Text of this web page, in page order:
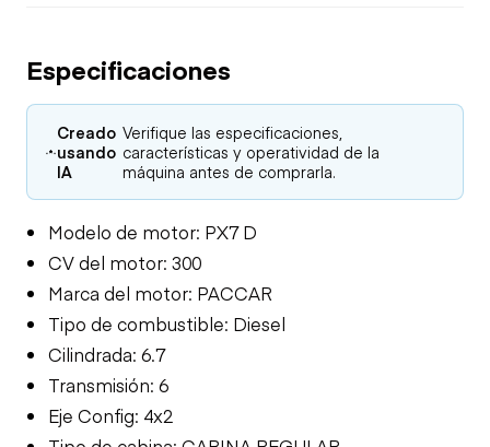
Especificaciones
Creado
usando
IA
Verifique las especificaciones,
características y operatividad de la
máquina antes de comprarla.
Modelo de motor: PX7 D
CV del motor: 300
Marca del motor: PACCAR
Tipo de combustible: Diesel
Cilindrada: 6.7
Transmisión: 6
Eje Config: 4x2